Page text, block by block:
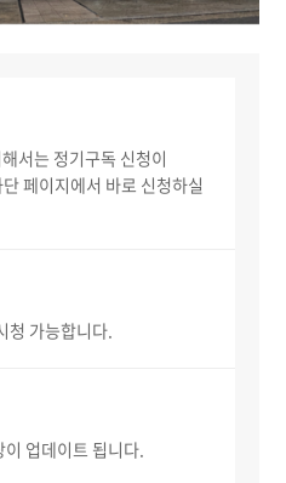
서는 정기구독 신청이
페이지에서 바로 신청하실
청 가능합니다.
업데이트 됩니다.